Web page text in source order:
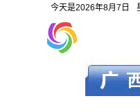
今天是2026年8月7日